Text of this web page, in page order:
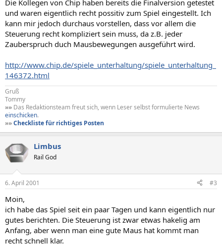
Die Kollegen von Chip haben bereits die Finalversion getestet
und waren eigentlich recht possitiv zum Spiel eingestellt. Ich
kann mir jedoch durchaus vorstellen, dass vor allem die
Steuerung recht kompliziert sein muss, da z.B. jeder
Zauberspruch duch Mausbewegungen ausgeführt wird.
http://www.chip.de/spiele_unterhaltung/spiele_unterhaltung_
146372.html
Gruß
Tommy
»» Das Redaktionsteam freut sich, wenn Leser selbst formulierte News
einschicken.
»»Checkliste für richtiges Posten
Limbus
Rail God
6. April 2001 #3
Moin,
ich habe das Spiel seit ein paar Tagen und kann eigentlich nur
gutes berichten. Die Steuerung ist zwar etwas hakelig am
Anfang, aber wenn man eine gute Maus hat kommt man
recht schnell klar.